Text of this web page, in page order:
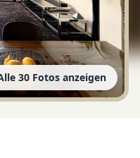
30 Fotos anzeigen